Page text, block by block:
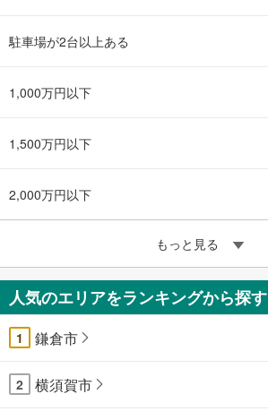
駐車場が2台以上ある
1,000万円以下
1,500万円以下
2,000万円以下
もっと見る
人気のエリアをランキングから探す
1 鎌倉市
2 横須賀市